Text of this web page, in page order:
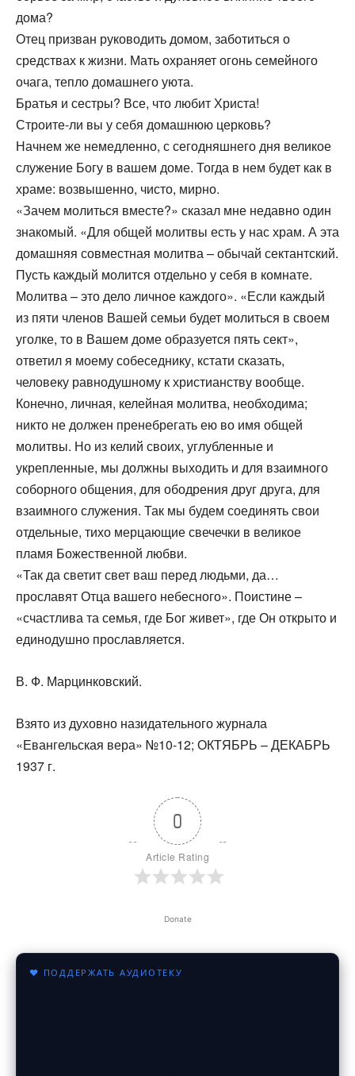
дома?
Отец призван руководить домом, заботиться о
средствах к жизни. Мать охраняет огонь семейного
очага, тепло домашнего уюта.
Братья и сестры? Все, что любит Христа!
Строите-ли вы у себя домашнюю церковь?
Начнем же немедленно, с сегодняшнего дня великое
служение Богу в вашем доме. Тогда в нем будет как в
храме: возвышенно, чисто, мирно.
«Зачем молиться вместе?» сказал мне недавно один
знакомый. «Для общей молитвы есть у нас храм. А эта
домашняя совместная молитва – обычай сектантский.
Пусть каждый молится отдельно у себя в комнате.
Молитва – это дело личное каждого». «Если каждый
из пяти членов Вашей семьи будет молиться в своем
уголке, то в Вашем доме образуется пять сект»,
ответил я моему собеседнику, кстати сказать,
человеку равнодушному к христианству вообще.
Конечно, личная, келейная молитва, необходима;
никто не должен пренебрегать ею во имя общей
молитвы. Но из келий своих, углубленные и
укрепленные, мы должны выходить и для взаимного
соборного общения, для ободрения друг друга, для
взаимного служения. Так мы будем соединять свои
отдельные, тихо мерцающие свечечки в великое
пламя Божественной любви.
«Так да светит свет ваш перед людьми, да…
прославят Отца вашего небесного». Поистине –
«счастлива та семья, где Бог живет», где Он открыто и
единодушно прославляется.
В. Ф. Марцинковский.
Взято из духовно назидательного журнала
«Евангельская вера» №10-12; ОКТЯБРЬ – ДЕКАБРЬ
1937 г.
0
Article Rating
Donate
♥ ПОДДЕРЖАТЬ АУДИОТЕКУ